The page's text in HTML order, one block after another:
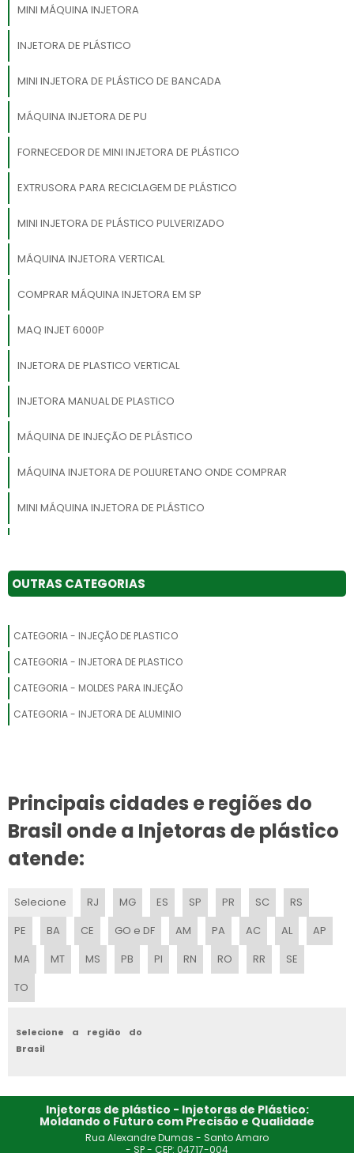
MINI MÁQUINA INJETORA
INJETORA DE PLÁSTICO
MINI INJETORA DE PLÁSTICO DE BANCADA
MÁQUINA INJETORA DE PU
FORNECEDOR DE MINI INJETORA DE PLÁSTICO
EXTRUSORA PARA RECICLAGEM DE PLÁSTICO
MINI INJETORA DE PLÁSTICO PULVERIZADO
MÁQUINA INJETORA VERTICAL
COMPRAR MÁQUINA INJETORA EM SP
MAQ INJET 6000P
INJETORA DE PLASTICO VERTICAL
INJETORA MANUAL DE PLASTICO
MÁQUINA DE INJEÇÃO DE PLÁSTICO
MÁQUINA INJETORA DE POLIURETANO ONDE COMPRAR
MINI MÁQUINA INJETORA DE PLÁSTICO
FABRICANTE DE INJETORA DE PLÁSTICO GRANULADO
MAQUINA DE INJETAR PLASTICO
INJETORA VERTICAL
INJETORA PLASTICO MANUAL
MINI INJETORA DE PLÁSTICO 6000P
MÁQUINA INJETORA DE POLIURETANO
MÁQUINA INJETORA DE PLÁSTICO PEQUENA
MINI INJETORA DE PLÁSTICO GRANULADO SP
INJETORA PNEUMÁTICA
MINI INJETORA DE PLÁSTICO MANUAL
MINI INJETORA DE PLÁSTICO PULVERIZADO SP
PREÇO DE INJETORA DE PLASTICO
INJETORA DE PLASTICO PARA BALDES
OUTRAS CATEGORIAS
CATEGORIA - INJEÇÃO DE PLASTICO
CATEGORIA - INJETORA DE PLASTICO
CATEGORIA - MOLDES PARA INJEÇÃO
CATEGORIA - INJETORA DE ALUMINIO
Principais cidades e regiões do
Brasil onde a Injetoras de plástico
atende:
Selecione RJ MG ES SP PR SC
RS
PE
BA CE GO e DF AM PA AC AL
AP
MA
MT MS PB PI RN RO RR
SE
TO
Selecione a região do
Brasil
Injetoras de plástico - Injetoras de Plástico:
Moldando o Futuro com Precisão e Qualidade
Rua Alexandre Dumas - Santo Amaro
- SP - CEP: 04717-004